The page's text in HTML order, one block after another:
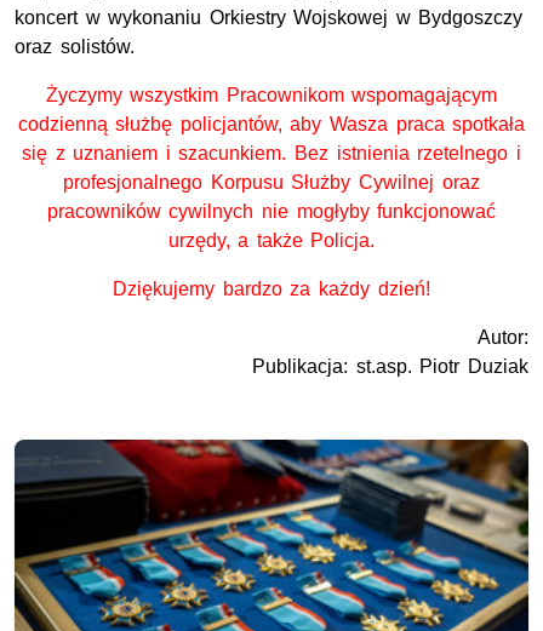
koncert w wykonaniu Orkiestry Wojskowej w Bydgoszczy
oraz solistów.
Życzymy wszystkim Pracownikom wspomagającym
codzienną służbę policjantów, aby Wasza praca spotkała
się z uznaniem i szacunkiem. Bez istnienia rzetelnego i
profesjonalnego Korpusu Służby Cywilnej oraz
pracowników cywilnych nie mogłyby funkcjonować
urzędy, a także Policja.
Dziękujemy bardzo za każdy dzień!
Autor:
Publikacja: st.asp. Piotr Duziak